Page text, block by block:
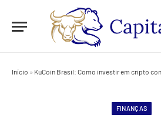
Início » KuCoin Brasil: Como investir em cripto com
FINANÇAS